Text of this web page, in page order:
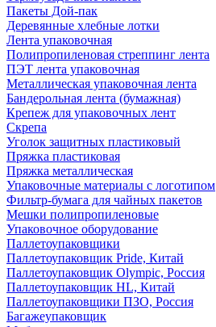
Пакеты Дой-пак
Деревянные хлебные лотки
Лента упаковочная
Полипропиленовая стреппинг лента
ПЭТ лента упаковочная
Металлическая упаковочная лента
Бандерольная лента (бумажная)
Крепеж для упаковочных лент
Скрепа
Уголок защитных пластиковый
Пряжка пластиковая
Пряжка металлическая
Упаковочные материалы с логотипом
Фильтр-бумага для чайных пакетов
Мешки полипропиленовые
Упаковочное оборудование
Паллетоупаковщики
Паллетоупаковщик Pride, Китай
Паллетоупаковщик Olympic, Россия
Паллетоупаковщик HL, Китай
Паллетоупаковщики ПЗО, Россия
Багажеупаковщик